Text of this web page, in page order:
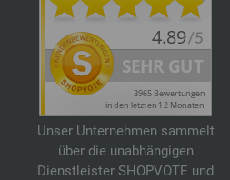
Unser Unternehmen sammelt
über die unabhängigen
Dienstleister SHOPVOTE und